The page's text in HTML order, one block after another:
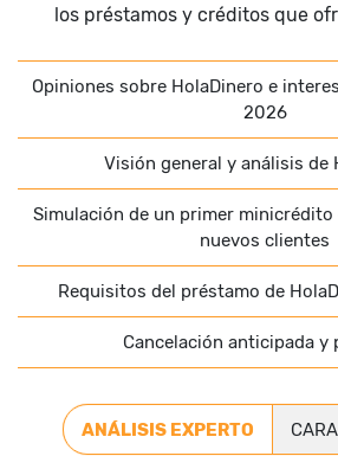
los préstamos y créditos que
Opiniones sobre HolaDinero e
2026
Visión general y análisis de
Simulación de un primer minicrédito
nuevos clientes
Requisitos del préstamo de
Cancelación anticipada y
ANÁLISIS EXPERTO